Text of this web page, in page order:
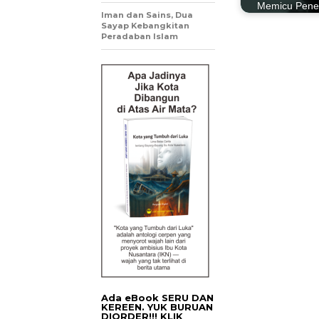
Memicu
Iman dan Sains, Dua
Sayap Kebangkitan
Peradaban Islam
Ada eBook SERU DAN
KEREEN. YUK BURUAN
DIORDER!!! KLIK